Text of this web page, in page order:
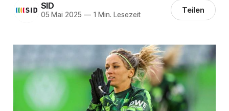
SID
05 Mai 2025 —1 Min. Lesezeit Teilen